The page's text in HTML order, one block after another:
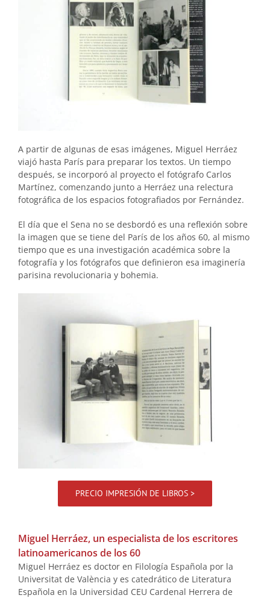
A partir de algunas de esas imágenes, Miguel Herráez
viajó hasta París para preparar los textos. Un tiempo
después, se incorporó al proyecto el fotógrafo Carlos
Martínez, comenzando junto a Herráez una relectura
fotográfica de los espacios fotografiados por Fernández.
El día que el Sena no se desbordó es una reflexión sobre
la imagen que se tiene del París de los años 60, al mismo
tiempo que es una investigación académica sobre la
fotografía y los fotógrafos que definieron esa imaginería
parisina revolucionaria y bohemia.
PRECIO IMPRESIÓN DE LIBROS >
Miguel Herráez, un especialista de los escritores
latinoamericanos de los 60
Miguel Herráez es doctor en Filología Española por la
Universitat de València y es catedrático de Literatura
Española en la Universidad CEU Cardenal Herrera de